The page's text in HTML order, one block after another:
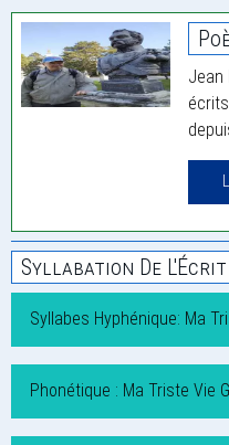
Jean
Syllabation De L'Écrit
Syllabes Hyphénique: Ma
Phonétique : Ma Triste Vie